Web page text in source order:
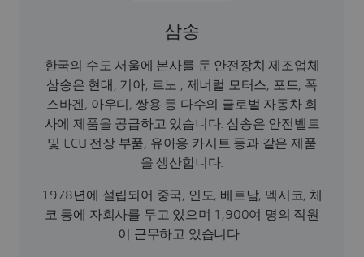
삼송
한국의 수도 서울에 본사를 둔 안전장치 제조업체
삼송은 현대, 기아, 르노 , 제너럴 모터스, 포드, 폭
스바겐, 아우디, 쌍용 등 다수의 글로벌 자동차 회
사에 제품을 공급하고 있습니다. 삼송은 안전벨트
및 ECU 전장 부품, 유아용 카시트 등과 같은 제품
을 생산합니다.
1978년에 설립되어 중국, 인도, 베트남, 멕시코, 체
코 등에 자회사를 두고 있으며 1,900여 명의 직원
이 근무하고 있습니다.